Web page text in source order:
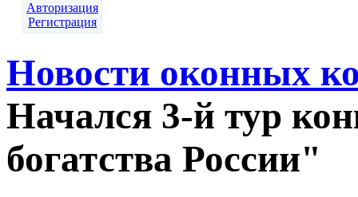
Авторизация
Регистрация
Новости оконных
Начался 3-й тур
богатства России"